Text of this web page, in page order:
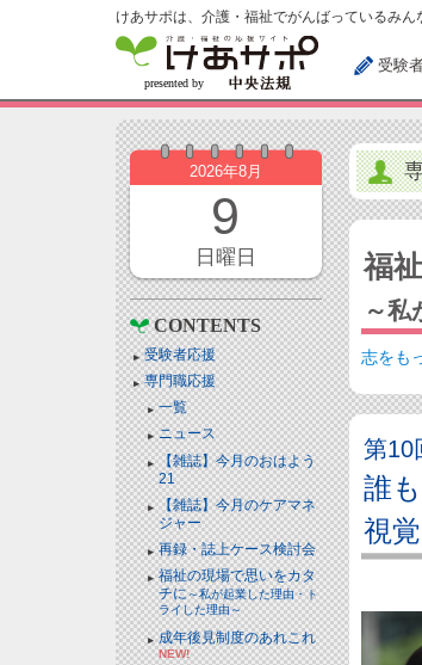
けあサポは、介護・福祉でがんばっているみん
受験
2026年8月
9
日曜日
CONTENTS
受験者応援
専門職応援
一覧
ニュース
【雑誌】今月のおはよう
21
【雑誌】今月のケアマネ
ジャー
再録・誌上ケース検討会
福祉の現場で思いをカタ
チに～私が起業した理由・ト
ライした理由～
成年後見制度のあれこれ
NEW!
福
～私
志をも
第
誰
視